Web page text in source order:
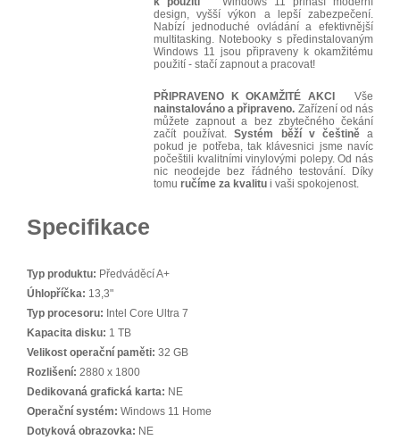
design, vyšší výkon a lepší zabezpečení.
Nabízí jednoduché ovládání a efektivnější
multitasking. Notebooky s předinstalovaným
Windows 11 jsou připraveny k okamžitému
použití - stačí zapnout a pracovat!
PŘIPRAVENO K OKAMŽITÉ AKCI
Vše
nainstalováno a připraveno. Zařízení od nás
můžete zapnout a bez zbytečného čekání
začít používat.Systém běží v češtiněa
pokud je potřeba, tak klávesnici jsme navíc
počeštili kvalitními vinylovými polepy. Od nás
nic neodejde bez řádného testování. Díky
tomu ručíme za kvalitu i vaši spokojenost.
Specifikace
Typ produktu: Předváděcí A+
Úhlopříčka: 13,3"
Typ procesoru: Intel Core Ultra 7
Kapacita disku: 1 TB
Velikost operační paměti: 32 GB
Rozlišení: 2880 x 1800
Dedikovaná grafická karta: NE
Operační systém: Windows 11 Home
Dotyková obrazovka: NE